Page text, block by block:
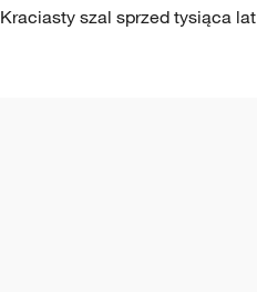
Kraciasty szal sprzed tysiąca lat